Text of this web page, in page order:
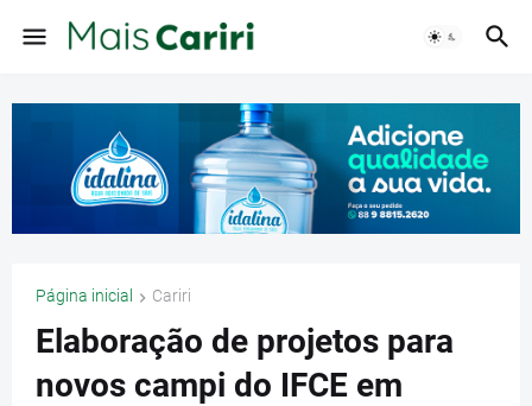
Página inicial Cariri
Elaboração de projetos para
novos campi do IFCE em